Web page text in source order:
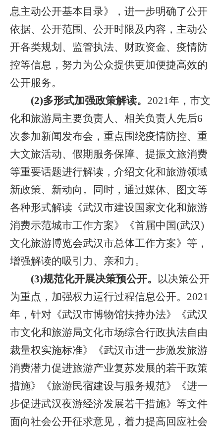
息主动公开基本目录》，进一步明确了公开
依据、公开范围、公开时限及内容，主动公
开各类规划、监管执法、财政资金、疫情防
控等信息，努力为公众提供更加便捷高效的
公开服务。
(2)多形式加强政策解读。 2021年，市文
化和旅游局主要负责人、相关负责人先后6
次参加新闻发布会，重点围绕疫情防控、重
大文旅活动、假期服务保障、提振文旅消费
等重要话题进行解读，介绍文化和旅游领域
新政策、新动向。同时，通过媒体、图文等
各种形式解读《武汉市建设国家文化和旅游
消费示范城市工作方案》《首届中国(武汉)
文化旅游博览会武汉市总体工作方案》等，
增强解读的吸引力、亲和力。
(3)规范化开展决策预公开。
以决策公开
为重点，加强权力运行过程信息公开。 2021
年，针对《武汉市博物馆扶持办法》《武汉
市文化和旅游局文化市场综合行政执法自由
裁量权实施标准》《武汉市进一步激发旅游
消费潜力促进旅游产业复苏发展的若干政策
措施》《旅游民宿建设与服务规范》《进一
步促进武汉夜游经济发展若干措施》等文件
面向社会公开征求意见，着力提高回应社会